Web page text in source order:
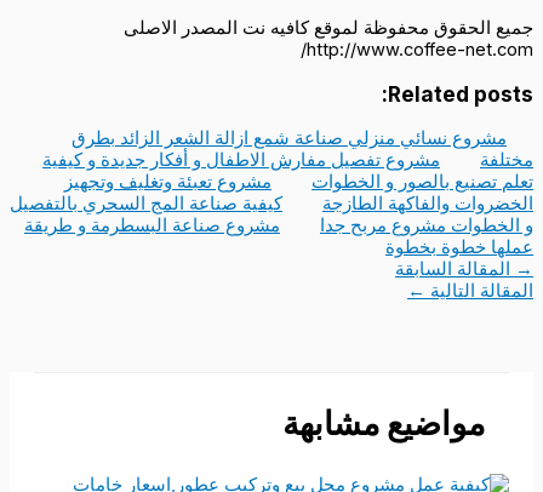
جميع الحقوق محفوظة لموقع كافيه نت المصدر الاصلى
http://www.coffee-net.com/
Related posts:
مشروع نسائي منزلي صناعة شمع ازالة الشعر الزائد بطرق
مختلفة
مشروع تفصيل مفارش الاطفال و أفكار جديدة و كيفية
تعلم تصنيع بالصور و الخطوات
مشروع تعبئة وتغليف وتجهيز
الخضروات والفاكهة الطازجة
كيفية صناعة المج السحري بالتفصيل
و الخطوات مشروع مربح جدا
مشروع صناعة البسطرمة و طريقة
عملها خطوة بخطوة
→ المقالة السابقة
المقالة التالية ←
مواضيع مشابهة